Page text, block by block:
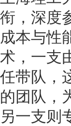
衔，深度
成本与性
术，一支
任带队，
的团队，
另一支则